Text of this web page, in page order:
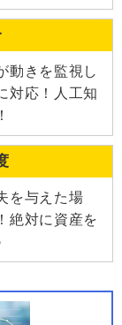
動きを監視し
対応！人工知
を与えた場
絶対に資産を